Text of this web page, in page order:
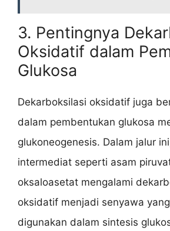
3. Pentingnya
Oksidatif dalam
Glukosa
Dekarboksilasi oksidatif juga
dalam pembentukan glukosa
glukoneogenesis. Dalam jalur
intermediat seperti asam
oksaloasetat mengalami
oksidatif menjadi senyawa
digunakan dalam sintesis